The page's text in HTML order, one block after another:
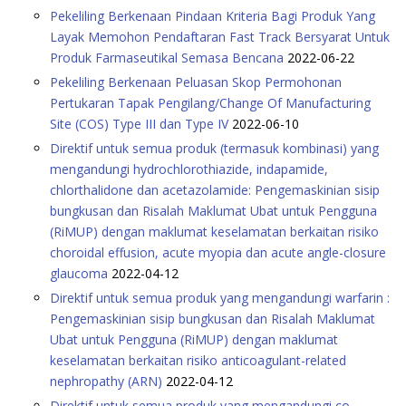
Pekeliling Berkenaan Pindaan Kriteria Bagi Produk Yang
Layak Memohon Pendaftaran Fast Track Bersyarat Untuk
Produk Farmaseutikal Semasa Bencana 2022-06-22
Pekeliling Berkenaan Peluasan Skop Permohonan
Pertukaran Tapak Pengilang/Change Of Manufacturing
Site (COS) Type III dan Type IV 2022-06-10
Direktif untuk semua produk (termasuk kombinasi) yang
mengandungi hydrochlorothiazide, indapamide,
chlorthalidone dan acetazolamide: Pengemaskinian sisip
bungkusan dan Risalah Maklumat Ubat untuk Pengguna
(RiMUP) dengan maklumat keselamatan berkaitan risiko
choroidal effusion, acute myopia dan acute angle-closure
glaucoma 2022-04-12
Direktif untuk semua produk yang mengandungi warfarin :
Pengemaskinian sisip bungkusan dan Risalah Maklumat
Ubat untuk Pengguna (RiMUP) dengan maklumat
keselamatan berkaitan risiko anticoagulant-related
nephropathy (ARN) 2022-04-12